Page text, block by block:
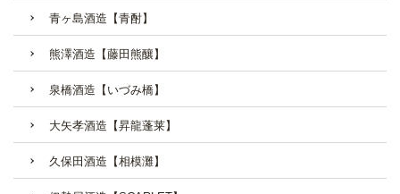
青ヶ島酒造【青酎】
熊澤酒造【藤田熊釀】
泉橋酒造【いづみ橋】
大矢孝酒造【昇龍蓬莱】
久保田酒造【相模灘】